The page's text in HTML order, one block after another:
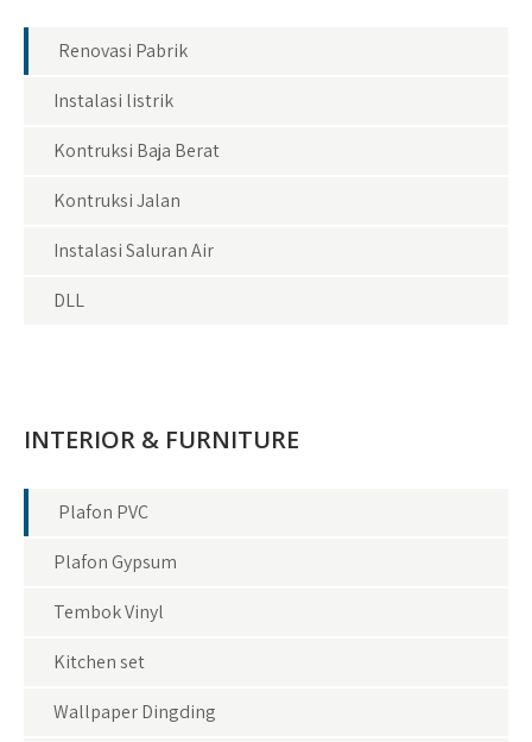
Renovasi Pabrik
Instalasi listrik
Kontruksi Baja Berat
Kontruksi Jalan
Instalasi Saluran Air
DLL
INTERIOR & FURNITURE
Plafon PVC
Plafon Gypsum
Tembok Vinyl
Kitchen set
Wallpaper Dingding